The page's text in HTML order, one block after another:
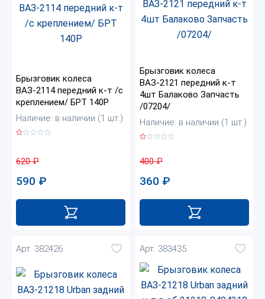
Брызговик колеса
ВАЗ-2114 передний к-т /с
креплением/ БРТ 140Р
Наличие: в наличии (1 шт.)
620₽
590 ₽
Брызговик колеса
ВАЗ-2121 передний к-т
4шт Балаково Запчасть
/07204/
Наличие: в наличии (1 шт.)
400₽
360 ₽
Арт. 382426 Арт. 383435